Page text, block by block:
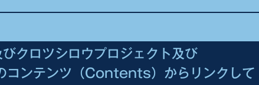
クロツシロウプロジェクト及び
テンツ（Contents）からリンクして